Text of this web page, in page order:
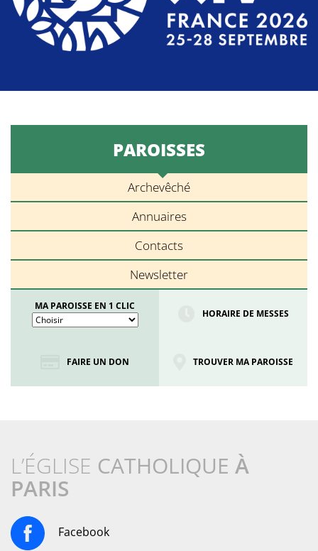
PAROISSES
Archevêché
Annuaires
Contacts
Newsletter
MA PAROISSE EN 1 CLIC
HORAIRE DE MESSES
FAIRE UN DON TROUVER MA PAROISSE
L’ÉGLISE CATHOLIQUE À
PARIS
Facebook